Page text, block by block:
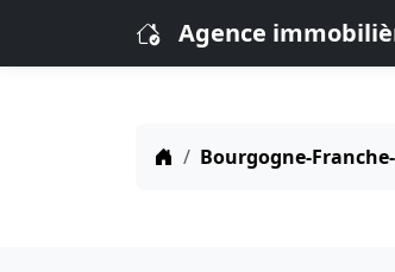
Agence
Bourgogne-